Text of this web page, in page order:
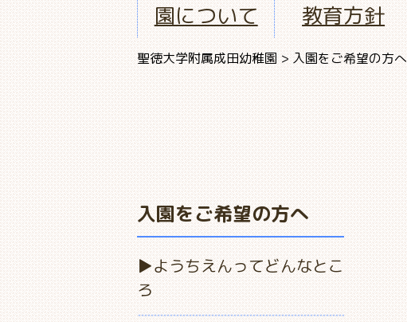
園について 教育方針
聖徳大学附属成田幼稚園>入園をご希望の方へ
入園をご希望の方へ
ようちえんってどんなとこ
ろ